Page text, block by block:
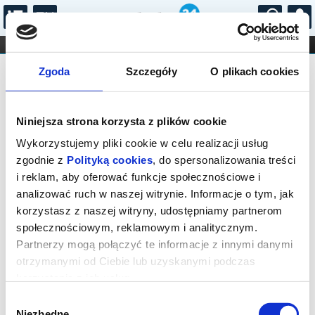
Zgoda Szczegóły O plikach cookies
Niniejsza strona korzysta z plików cookie
Wykorzystujemy pliki cookie w celu realizacji usług
zgodnie z Polityką cookies, do spersonalizowania treści
i reklam, aby oferować funkcje społecznościowe i
analizować ruch w naszej witrynie. Informacje o tym, jak
korzystasz z naszej witryny, udostępniamy partnerom
społecznościowym, reklamowym i analitycznym.
Partnerzy mogą połączyć te informacje z innymi danymi
otrzymanymi od Ciebie lub uzyskanymi podczas
...
FILHARMONIA OPERA I BALET
STAND-UP
DLA DZIECI
Bilety na: Oto Rabcio!
Rabka Zdrój, Orkana 3C
13.08.2026, g. 11:00 (czwartek)
cena - od 37,00 pln
Organizator: Teatr Lalek Rabcio